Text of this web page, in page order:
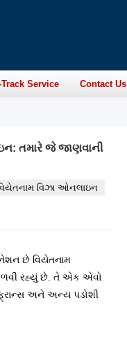
Track Service Contact Us
તમારે જે જાણવાની
વિઝા ઓનલાઇન
છે વિયેતનામ
મેળવી રહ્યું છે. તે એક એવો
અને અન્ય પડોશી